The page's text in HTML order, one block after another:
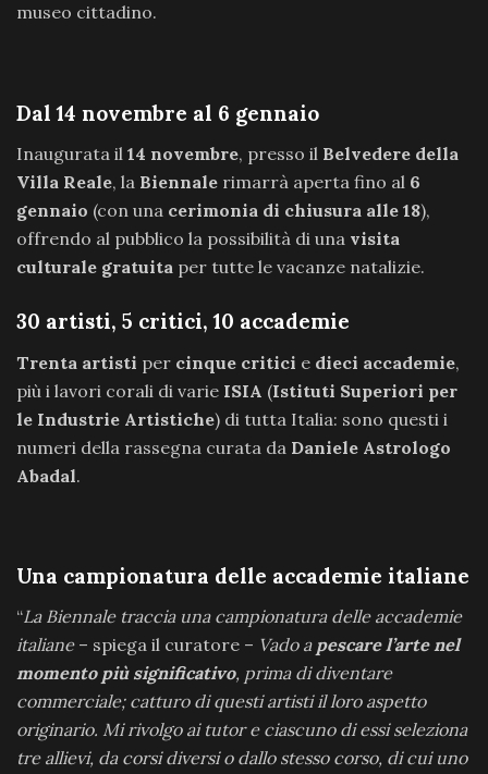
museo cittadino.
Dal 14 novembre al 6 gennaio
Inaugurata il 14 novembre, presso il Belvedere della
Villa Reale, la Biennale rimarrà aperta fino al 6
gennaio (con una cerimonia di chiusura alle 18),
offrendo al pubblico la possibilità di una visita
culturale gratuita per tutte le vacanze natalizie.
30 artisti, 5 critici, 10 accademie
Trenta artisti per cinque critici e dieci accademie,
più i lavori corali di varie ISIA (Istituti Superiori per
le Industrie Artistiche) di tutta Italia: sono questi i
numeri della rassegna curata da Daniele Astrologo
Abadal.
Una campionatura delle accademie italiane
“La Biennale traccia una campionatura delle accademie
italiane– spiega il curatore – Vado a pescare l’arte nel
momento più significativo, prima di diventare
commerciale; catturo di questi artisti il loro aspetto
originario. Mi rivolgo ai tutor e ciascuno di essi seleziona
tre allievi, da corsi diversi o dallo stesso corso, di cui uno